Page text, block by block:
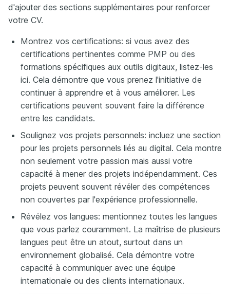
d'ajouter des sections supplémentaires pour renforcer
votre CV.
Montrez vos certifications: si vous avez des
certifications pertinentes comme PMP ou des
formations spécifiques aux outils digitaux, listez-les
ici. Cela démontre que vous prenez l'initiative de
continuer à apprendre et à vous améliorer. Les
certifications peuvent souvent faire la différence
entre les candidats.
Soulignez vos projets personnels: incluez une section
pour les projets personnels liés au digital. Cela montre
non seulement votre passion mais aussi votre
capacité à mener des projets indépendamment. Ces
projets peuvent souvent révéler des compétences
non couvertes par l'expérience professionnelle.
Révélez vos langues: mentionnez toutes les langues
que vous parlez couramment. La maîtrise de plusieurs
langues peut être un atout, surtout dans un
environnement globalisé. Cela démontre votre
capacité à communiquer avec une équipe
internationale ou des clients internationaux.